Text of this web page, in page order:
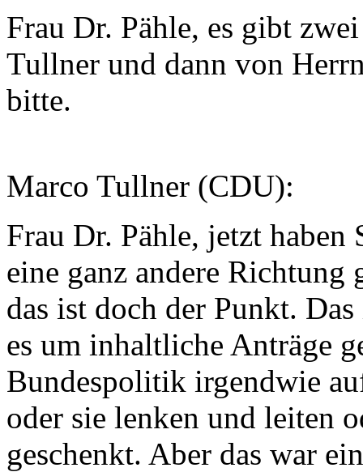
Frau Dr. Pähle, es gibt
Tullner und dann von
bitte.
Marco Tullner (CDU):
Frau Dr. Pähle, jetzt
eine ganz andere Richtung
das ist doch der Punkt.
es um inhaltliche Anträge
Bundespolitik irgendwie
oder sie lenken und leiten
geschenkt. Aber das war